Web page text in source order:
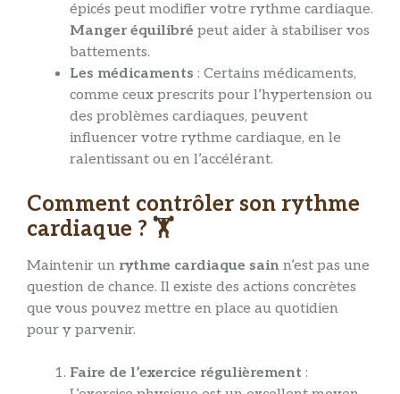
épicés peut modifier votre rythme cardiaque.
Manger équilibré peut aider à stabiliser vos
battements.
Les médicaments : Certains médicaments,
comme ceux prescrits pour l’hypertension ou
des problèmes cardiaques, peuvent
influencer votre rythme cardiaque, en le
ralentissant ou en l’accélérant.
Comment contrôler son rythme
cardiaque ? 🏋️
Maintenir un rythme cardiaque sain n’est pas une
question de chance. Il existe des actions concrètes
que vous pouvez mettre en place au quotidien
pour y parvenir.
Faire de l’exercice régulièrement :